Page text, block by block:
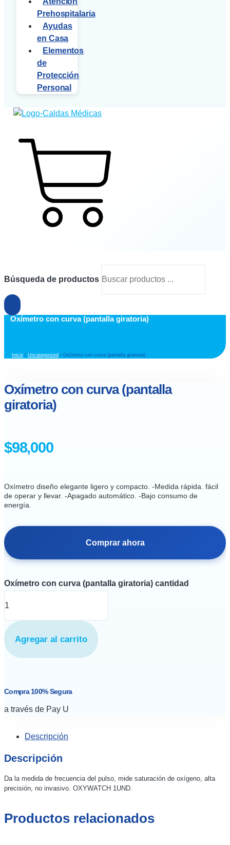
Prehospitalaria
Ayudas
en Casa
Elementos
de
Protección
Personal
Búsqueda de productos
Oxímetro con curva (pantalla giratoria)
Inicio / Uncategorized / Oxímetro con curva (pantalla giratoria)
Oxímetro con curva (pantalla
giratoria)
$98,000
Oxímetro diseño elegante ligero y compacto. -Medida rápida. fácil
de operar y llevar. -Apagado automático. -Bajo consumo de
energía.
Comprar ahora
Oxímetro con curva (pantalla giratoria) cantidad
Agregar al carrito
Compra 100% Segura
a través de Pay U
Descripción
Descripción
Da la medida de frecuencia del pulso, mide saturación de oxígeno, alta
precisión, no invasivo. OXYWATCH 1UND.
Productos relacionados